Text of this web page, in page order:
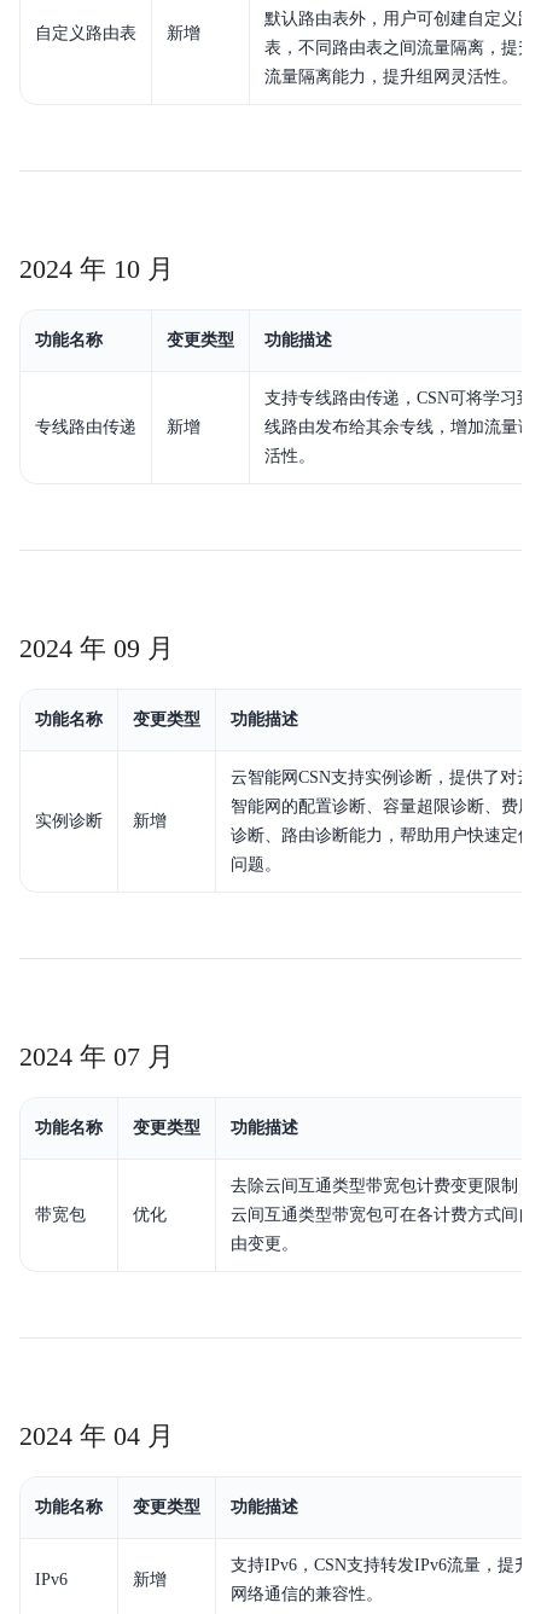
自定义路由表 新增
默认路由表外，用户可创建自定义路
表，不同路由表之间流量隔离，提升
流量隔离能力，提升组网灵活性。
2024 年 10 月
功能名称 变更类型 功能描述
专线路由传递 新增
支持专线路由传递，CSN可将学习到
线路由发布给其余专线，增加流量调
活性。
2024 年 09 月
功能名称 变更类型 功能描述
实例诊断 新增
云智能网CSN支持实例诊断，提供了对云
智能网的配置诊断、容量超限诊断、费用
诊断、路由诊断能力，帮助用户快速定位
问题。
2024 年 07 月
功能名称 变更类型 功能描述
带宽包 优化
去除云间互通类型带宽包计费变更限制，
云间互通类型带宽包可在各计费方式间自
由变更。
2024 年 04 月
功能名称 变更类型 功能描述
IPv6 新增
支持IPv6，CSN支持转发IPv6流量，提升
网络通信的兼容性。